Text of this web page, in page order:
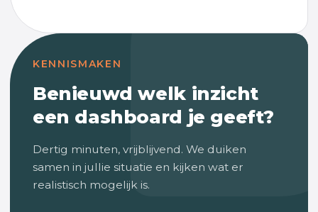
KENNISMAKEN
Benieuwd welk inzicht
een dashboard je geeft?
Dertig minuten, vrijblijvend. We duiken
samen in jullie situatie en kijken wat er
realistisch mogelijk is.